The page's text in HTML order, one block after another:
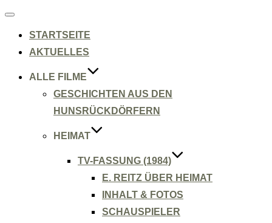
Navigation
STARTSEITE
AKTUELLES
ALLE FILME
GESCHICHTEN AUS DEN
HUNSRÜCKDÖRFERN
HEIMAT
TV-FASSUNG (1984)
E. REITZ ÜBER HEIMAT
INHALT & FOTOS
SCHAUSPIELER